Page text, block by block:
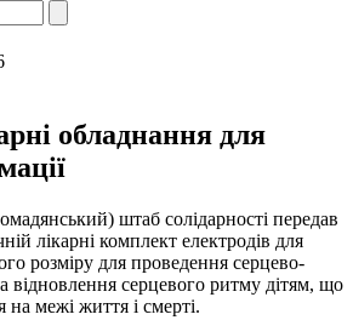
обладнання для
штаб солідарності передав
лікарні комплект електродів для
розміру для проведення серцево-
відновлення серцевого ритму дітям, що
на межі життя і смерті.